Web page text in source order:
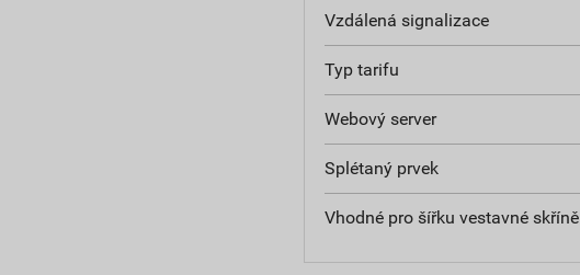
Vzdálená signalizace
Typ tarifu
Webový server
Splétaný prvek
Vhodné pro šířku vestavné skříně